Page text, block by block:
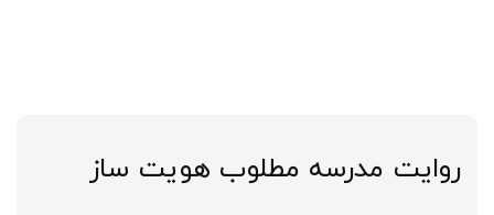
روایت مدرسه مطلوب هویت ساز